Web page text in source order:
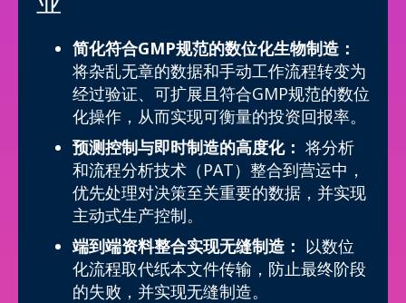
简化符合GMP规范的数位化生物制造：
将杂乱无章的数据和手动工作流程转变为
经过验证、可扩展且符合GMP规范的数位
化操作，从而实现可衡量的投资回报率。
预测控制与即时制造的高度化： 将分析
和流程分析技术（PAT）整合到营运中，
优先处理对决策至关重要的数据，并实现
主动式生产控制。
端到端资料整合实现无缝制造： 以数位
化流程取代纸本文件传输，防止最终阶段
的失败，并实现无缝制造。